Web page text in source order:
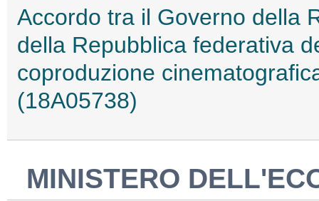
Accordo tra il Governo della
della Repubblica federativa
coproduzione
(18A05738)
MINISTERO